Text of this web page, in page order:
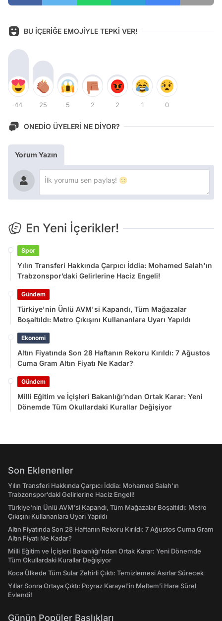
BU İÇERİĞE EMOJİYLE TEPKİ VER!
44 25 5 2 2 1 0
ONEDİO ÜYELERİ NE DİYOR?
Yorum Yazın
En Yeni İçerikler!
Spor
Yılın Transferi Hakkında Çarpıcı İddia: Mohamed Salah'ın
Trabzonspor’daki Gelirlerine Haciz Engeli!
Gündem
Türkiye'nin Ünlü AVM'si Kapandı, Tüm Mağazalar
Boşaltıldı: Metro Çıkışını Kullananlara Uyarı Yapıldı
Ekonomi
Altın Fiyatında Son 28 Haftanın Rekoru Kırıldı: 7 Ağustos
Cuma Gram Altın Fiyatı Ne Kadar?
Gündem
Milli Eğitim ve İçişleri Bakanlığı’ndan Ortak Karar: Yeni
Dönemde Tüm Okullardaki Kurallar Değişiyor
Son Eklenenler
Yılın Transferi Hakkında Çarpıcı İddia: Mohamed Salah'ın
Trabzonspor’daki Gelirlerine Haciz Engeli!
Türkiye'nin Ünlü AVM'si Kapandı, Tüm Mağazalar Boşaltıldı: Metro
Çıkışını Kullananlara Uyarı Yapıldı
Altın Fiyatında Son 28 Haftanın Rekoru Kırıldı: 7 Ağustos Cuma Gram
Altın Fiyatı Ne Kadar?
Milli Eğitim ve İçişleri Bakanlığı’ndan Ortak Karar: Yeni Dönemde
Tüm Okullardaki Kurallar Değişiyor
Koca Ülkede Tüm Sular Zehirli Çıktı: Temizlemesi Asırlar Sürecek
Yıllar Sonra Ortaya Çıktı: Poyraz Karayel'in Meltem'i Hare Sürel
Evlendi!
Günün Popüler Başlıkları